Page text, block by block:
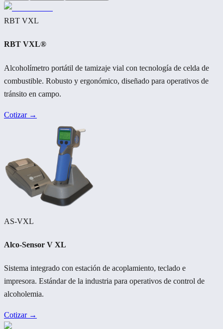
RBT VXL
RBT VXL®
Alcoholímetro portátil de tamizaje vial con tecnología de celda de
combustible. Robusto y ergonómico, diseñado para operativos de
tránsito en campo.
Cotizar →
AS-VXL
Alco-Sensor V XL
Sistema integrado con estación de acoplamiento, teclado e
impresora. Estándar de la industria para operativos de control de
alcoholemia.
Cotizar →